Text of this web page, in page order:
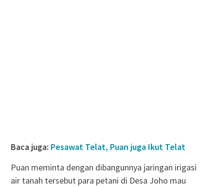
Baca juga: Pesawat Telat, Puan juga Ikut Telat
Puan meminta dengan dibangunnya jaringan irigasi
air tanah tersebut para petani di Desa Joho mau